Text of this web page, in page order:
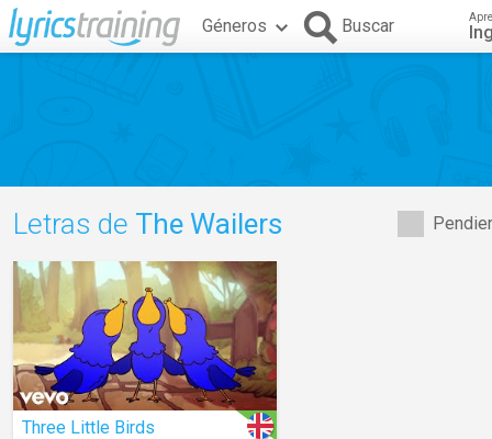
Géneros Buscar
Letras de The Wailers
Three Little Birds